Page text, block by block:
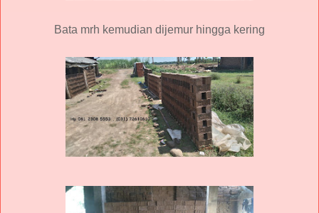
Bata mrh kemudian dijemur hingga kering